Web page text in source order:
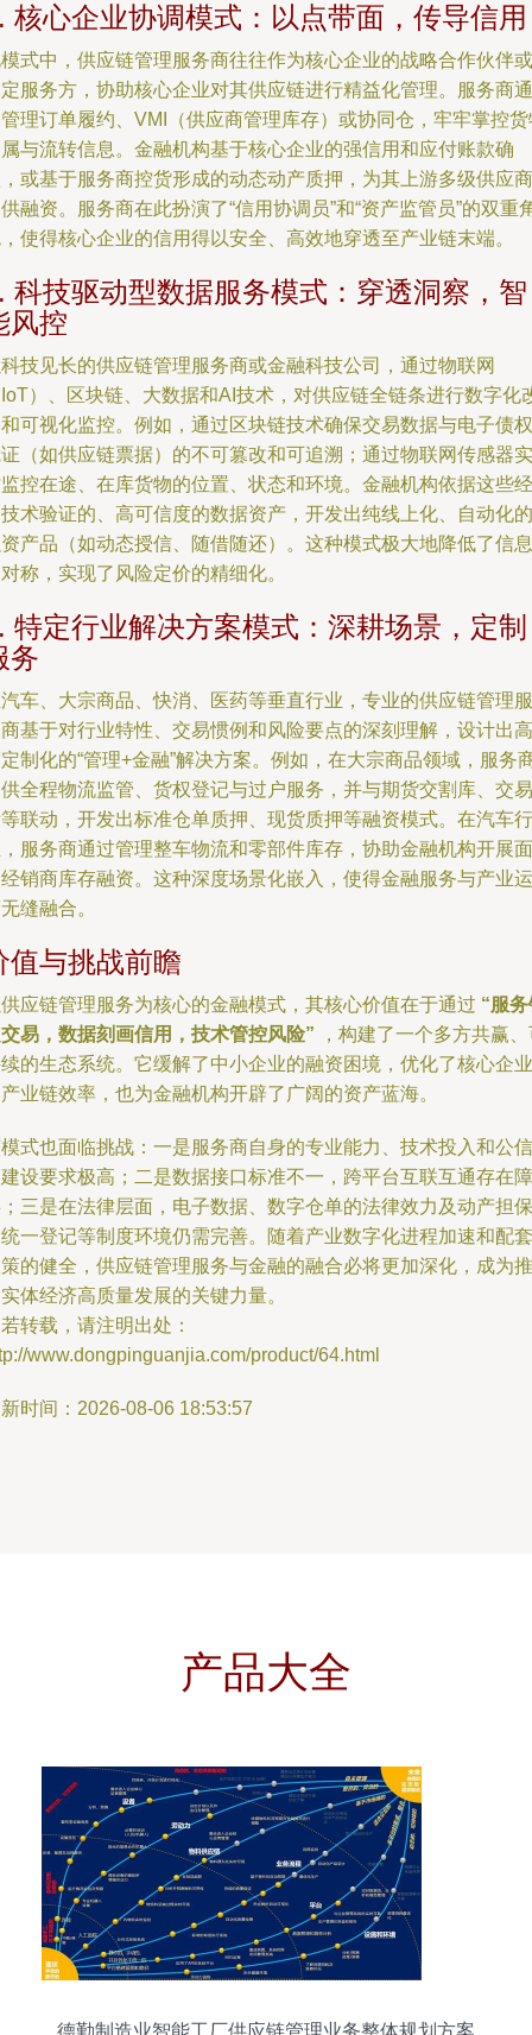
核心企业协调模式：以点带面，传导信用
式中，供应链管理服务商往往作为核心企业的战略合作伙伴或
服务方，协助核心企业对其供应链进行精益化管理。服务商通
理订单履约、VMI（供应商管理库存）或协同仓，牢牢掌控货
与流转信息。金融机构基于核心企业的强信用和应付账款确
或基于服务商控货形成的动态动产质押，为其上游多级供应商
融资。服务商在此扮演了“信用协调员”和“资产监管员”的双重
使得核心企业的信用得以安全、高效地穿透至产业链末端。
科技驱动型数据服务模式：穿透洞察，智
风控
技见长的供应链管理服务商或金融科技公司，通过物联网
）、区块链、大数据和AI技术，对供应链全链条进行数字化
可视化监控。例如，通过区块链技术确保交易数据与电子债权
（如供应链票据）的不可篡改和可追溯；通过物联网传感器实
控在途、在库货物的位置、状态和环境。金融机构依据这些经
术验证的、高可信度的数据资产，开发出纯线上化、自动化的
产品（如动态授信、随借随还）。这种模式极大地降低了信息
称，实现了风险定价的精细化。
特定行业解决方案模式：深耕场景，定制
务
车、大宗商品、快消、医药等垂直行业，专业的供应链管理服
基于对行业特性、交易惯例和风险要点的深刻理解，设计出高
制化的“管理+金融”解决方案。例如，在大宗商品领域，服务
全程物流监管、货权登记与过户服务，并与期货交割库、交易
联动，开发出标准仓单质押、现货质押等融资模式。在汽车行
服务商通过管理整车物流和零部件库存，协助金融机构开展面
销商库存融资。这种深度场景化嵌入，使得金融服务与产业运
缝融合。
值与挑战前瞻
应链管理服务为核心的金融模式，其核心价值在于通过 “服
易，数据刻画信用，技术管控风险” ，构建了一个多方共赢
的生态系统。它缓解了中小企业的融资困境，优化了核心企业
业链效率，也为金融机构开辟了广阔的资产蓝海。
式也面临挑战：一是服务商自身的专业能力、技术投入和公信
设要求极高；二是数据接口标准不一，跨平台互联互通存在障
三是在法律层面，电子数据、数字仓单的法律效力及动产担保
一登记等制度环境仍需完善。随着产业数字化进程加速和配套
的健全，供应链管理服务与金融的融合必将更加深化，成为推
体经济高质量发展的关键力量。
转载，请注明出处：
www.dongpinguanjia.com/product/64.html
时间：2026-08-06 18:53:57
产品大全
德勤制造业智能工厂供应链管理业务整体规划方案